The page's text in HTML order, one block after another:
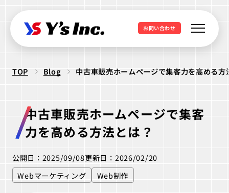
お問い合わせ
Web制作
コーポレートサイト制作
採用サイト制作
LPサイト制作
WordPressカスタム
Webマーケティング支援
SEO支援
データ基盤構築
デジタル広告運用
データ分析&UI改善
Web開発・アプリ開発
LINEミニアプリ開発
クリエイティブ制作
TOP Blog 中古車販売ホームページで集客力を高める方
中古車販売ホームページで集客
力を高める方法とは？
公開日：2025/09/08更新日：2026/02/20
Webマーケティング
Web制作